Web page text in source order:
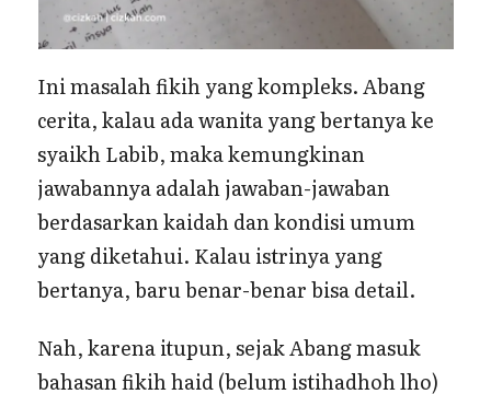
Ini masalah fikih yang kompleks. Abang
cerita, kalau ada wanita yang bertanya ke
syaikh Labib, maka kemungkinan
jawabannya adalah jawaban-jawaban
berdasarkan kaidah dan kondisi umum
yang diketahui. Kalau istrinya yang
bertanya, baru benar-benar bisa detail.
Nah, karena itupun, sejak Abang masuk
bahasan fikih haid (belum istihadhoh lho)